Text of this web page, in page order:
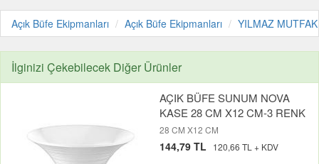
Açık Büfe Ekipmanları Açık Büfe Ekipmanları YILMAZ MUTFAK
İlginizi Çekebilecek Diğer Ürünler
AÇIK BÜFE SUNUM NOVA
KASE 28 CM X12 CM-3 RENK
28 CM X12 CM
144,79 TL 120,66 TL + KDV